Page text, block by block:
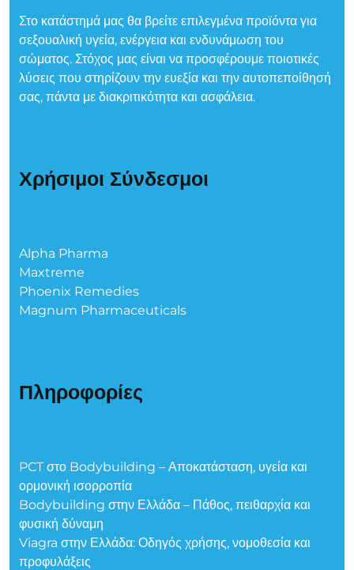
Στο κατάστημά μας θα βρείτε επιλεγμένα προϊόντα για
σεξουαλική υγεία, ενέργεια και ενδυνάμωση του
σώματος. Στόχος μας είναι να προσφέρουμε ποιοτικές
λύσεις που στηρίζουν την ευεξία και την αυτοπεποίθησή
σας, πάντα με διακριτικότητα και ασφάλεια.
Χρήσιμοι Σύνδεσμοι
Alpha Pharma
Maxtreme
Phoenix Remedies
Magnum Pharmaceuticals
Πληροφορίες
PCT στο Bodybuilding – Αποκατάσταση, υγεία και
ορμονική ισορροπία
Bodybuilding στην Ελλάδα – Πάθος, πειθαρχία και
φυσική δύναμη
Viagra στην Ελλάδα: Οδηγός χρήσης, νομοθεσία και
προφυλάξεις